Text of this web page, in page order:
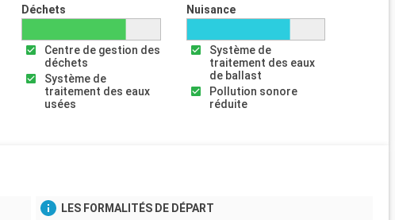
Déchets
Centre de gestion des
déchets
Système de
traitement des eaux
usées
Nuisance
Système de
traitement des eaux
de ballast
Pollution sonore
réduite
LES FORMALITÉS DE DÉPART